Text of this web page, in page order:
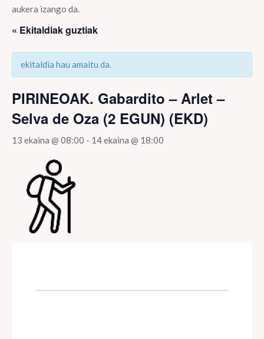
aukera izango da.
« Ekitaldiak guztiak
ekitaldia hau amaitu da.
PIRINEOAK. Gabardito – Arlet –
Selva de Oza (2 EGUN) (EKD)
13 ekaina @ 08:00 - 14 ekaina @ 18:00